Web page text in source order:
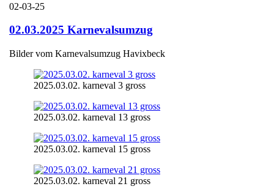
02-03-25
02.03.2025 Karnevalsumzug
Bilder vom Karnevalsumzug Havixbeck
2025.03.02. karneval 3 gross
2025.03.02. karneval 13 gross
2025.03.02. karneval 15 gross
2025.03.02. karneval 21 gross